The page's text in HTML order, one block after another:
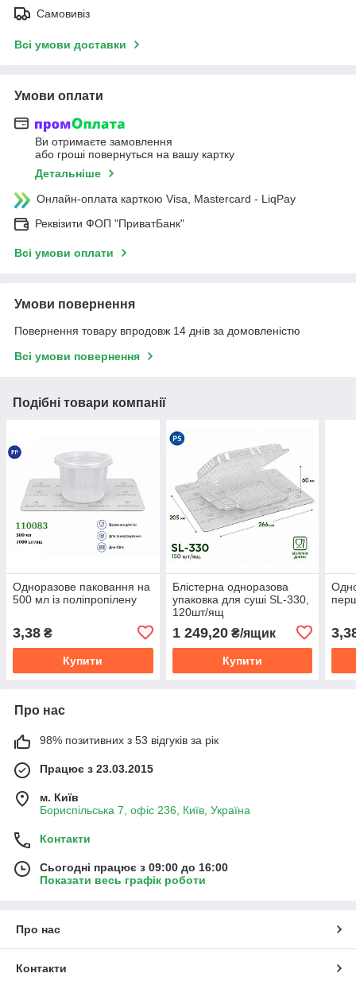
Самовивіз
Всі умови доставки
Умови оплати
Ви отримаєте замовлення
або гроші повернуться на вашу картку
Детальніше
Онлайн-оплата карткою Visa, Mastercard - LiqPay
Реквізити ФОП "ПриватБанк"
Всі умови оплати
Умови повернення
Повернення товару впродовж 14 днів за домовленістю
Всі умови повернення
Подібні товари компанії
Одноразове паковання на
500 мл із поліпропілену
3,38 ₴
Купити
Блістерна одноразова
упаковка для суші SL-330,
120шт/ящ
1 249,20₴/ящик
Купити
Про нас
98% позитивних з 53 відгуків за рік
Працює з 23.03.2015
м. Київ
Бориспільська 7, офіс 236, Київ, Україна
Контакти
Сьогодні працює з 09:00 до 16:00
Показати весь графік роботи
Про нас
Контакти